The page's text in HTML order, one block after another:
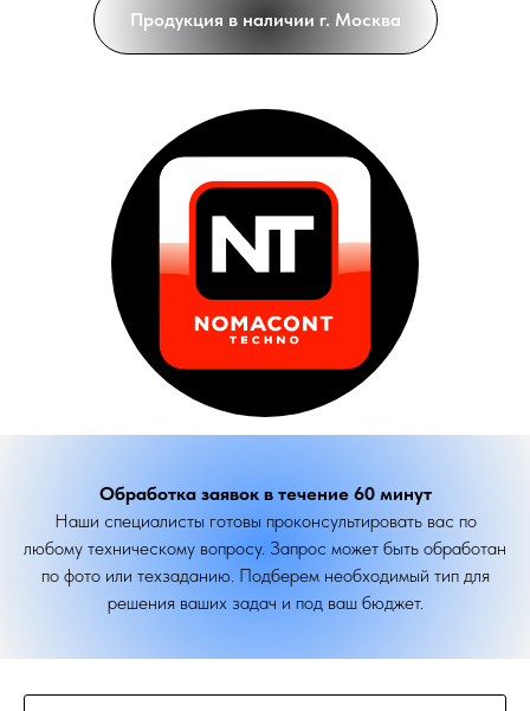
Продукция в наличии г. Москва
Обработка заявок в течение 60 минут
Наши специалисты готовы проконсультировать вас по
любому техническому вопросу. Запрос может быть обработан
по фото или техзаданию. Подберем необходимый тип для
решения ваших задач и под ваш бюджет.